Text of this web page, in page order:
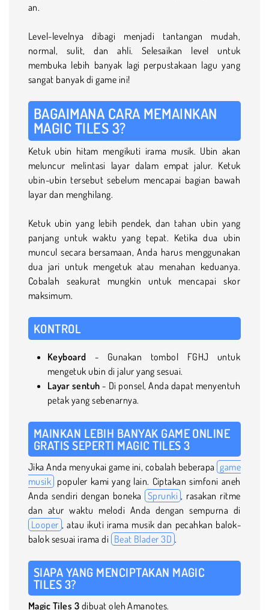
an.
Level-levelnya dibagi menjadi tantangan mudah,
normal, sulit, dan ahli. Selesaikan level untuk
membuka lebih banyak lagi perpustakaan lagu yang
sangat banyak di game ini!
BAGAIMANA CARA MEMAINKAN
MAGIC TILES 3?
Ketuk ubin hitam mengikuti irama musik. Ubin akan
meluncur melintasi layar dalam empat jalur. Ketuk
ubin-ubin tersebut sebelum mencapai bagian bawah
layar dan menghilang.
Ketuk ubin yang lebih pendek, dan tahan ubin yang
panjang untuk waktu yang tepat. Ketika dua ubin
muncul secara bersamaan, Anda harus menggunakan
dua jari untuk mengetuk atau menahan keduanya.
Cobalah seakurat mungkin untuk mencapai skor
maksimum.
KONTROL
Keyboard - Gunakan tombol FGHJ untuk
mengetuk ubin di jalur yang sesuai.
Layar sentuh - Di ponsel, Anda dapat menyentuh
petak yang sebenarnya.
MAINKAN LEBIH BANYAK GAME ONLINE
GRATIS SEPERTI MAGIC TILES 3
Jika Anda menyukai game ini, cobalah beberapa game
musik populer kami yang lain. Ciptakan simfoni aneh
Anda sendiri dengan boneka Sprunki , rasakan ritme
dan atur waktu melodi Anda dengan sempurna di
Looper , atau ikuti irama musik dan pecahkan balok-
balok sesuai irama di Beat Blader 3D .
SIAPA YANG MENCIPTAKAN MAGIC
TILES 3?
Magic Tiles 3 dibuat oleh Amanotes.